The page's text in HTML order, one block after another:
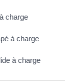
charge
à charge
à charge